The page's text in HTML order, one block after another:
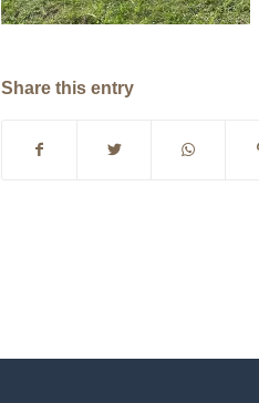
Share this entry